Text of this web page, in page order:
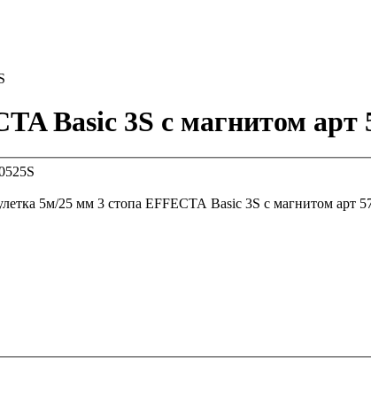
Basic 3S с магнитом арт
5м/25 мм 3 стопа EFFECTA Basic 3S с магнитом арт